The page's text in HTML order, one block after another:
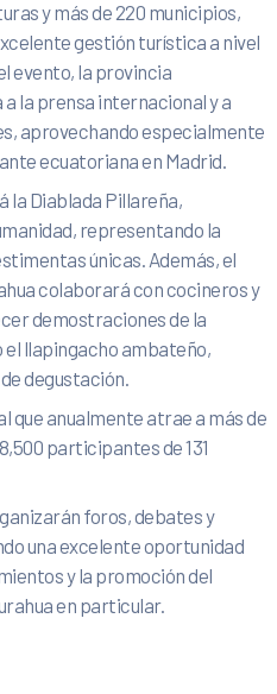
y más de 220 municipios,
gestión turística a nivel
evento, la provincia
la prensa internacional y a
aprovechando especialmente
ecuatoriana en Madrid.
la Diablada Pillareña,
representando la
únicas. Además, el
colaborará con cocineros y
demostraciones de la
llapingacho ambateño,
degustación.
que anualmente atrae a más de
participantes de 131
foros, debates y
una excelente oportunidad
y la promoción del
en particular.